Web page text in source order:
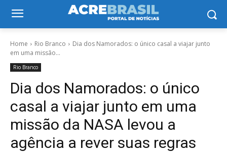
Home Rio Branco
Dia dos Namorados: o único casal a viajar junto
em uma missão...
Rio Branco
Dia dos Namorados: o único
casal a viajar junto em uma
missão da NASA levou a
agência a rever suas regras